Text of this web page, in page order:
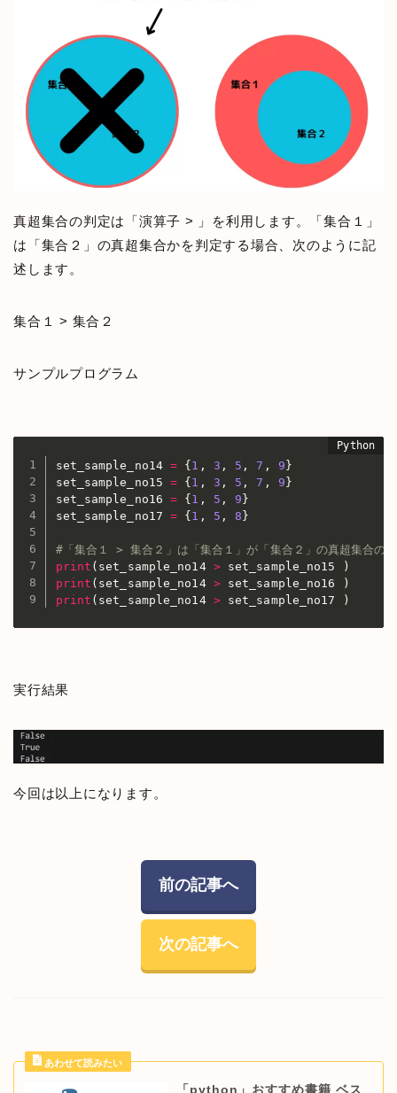
真超集合の判定は「演算子 > 」を利用します。「集合１」
は「集合２」の真超集合かを判定する場合、次のように記
述します。
集合１ > 集合２
サンプルプログラム
set_sample_no14 = {1 , 3 , 5 , 7 , 9}
set_sample_no15 = {1 , 3 , 5 , 7 , 9}
set_sample_no16 = {1 , 5 , 9}
set_sample_no17 = {1 , 5 , 8}
#「集合１ > 集合２」は「集合１」が「集合２」の真超集合の
print ( set_sample_no14 > set_sample_no15
)
print ( set_sample_no14 > set_sample_no16
)
print ( set_sample_no14 > set_sample_no17 )
実行結果
今回は以上になります。
前の記事へ
次の記事へ
「python」おすすめ書籍 ベス